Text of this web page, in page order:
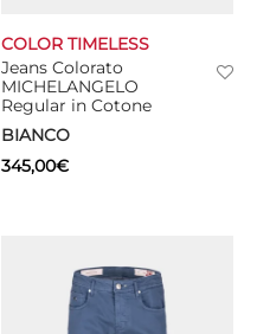
Jeans Colorato
MICHELANGELO
Regular in Cotone
BIANCO
COLOR TIMELESS
345,00€